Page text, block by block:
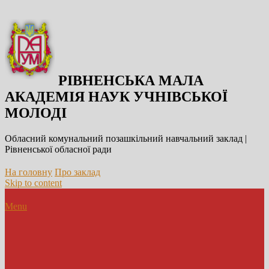
РІВНЕНСЬКА МАЛА
АКАДЕМІЯ НАУК УЧНІВСЬКОЇ
МОЛОДІ
Обласний комунальний позашкільний навчальний заклад |
Рівненської обласної ради
На головну Про заклад
Skip to content
Menu